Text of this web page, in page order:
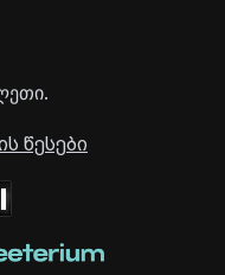
წესები